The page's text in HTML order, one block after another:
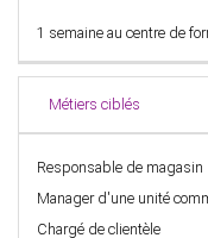
1 semaine au centre de
Métiers ciblés
Responsable de magasin
Manager d'une unité
Chargé de clientèle